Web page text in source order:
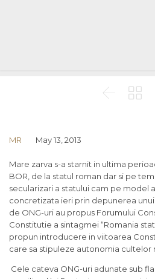
 
MR May 13, 2013
Mare zarva s-a starnit in ultima
BOR, de la statul roman dar si pe
secularizari a statului cam pe model
concretizata ieri prin depunerea
de ONG-uri au propus Forumului
Constitutie a sintagmei “Romania
propun introducere in viitoarea
care sa stipuleze autonomia cultelor
Cele cateva ONG-uri adunate sub